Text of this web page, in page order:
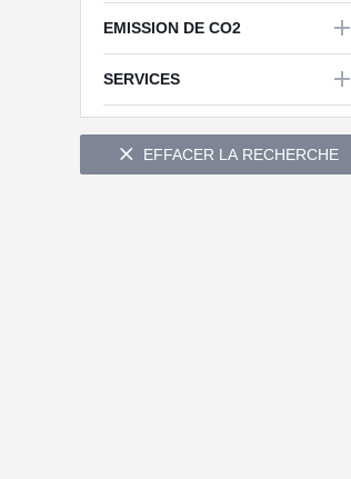
EMISSION DE CO2 
SERVICES 

 EFFACER LA RECHERCHE